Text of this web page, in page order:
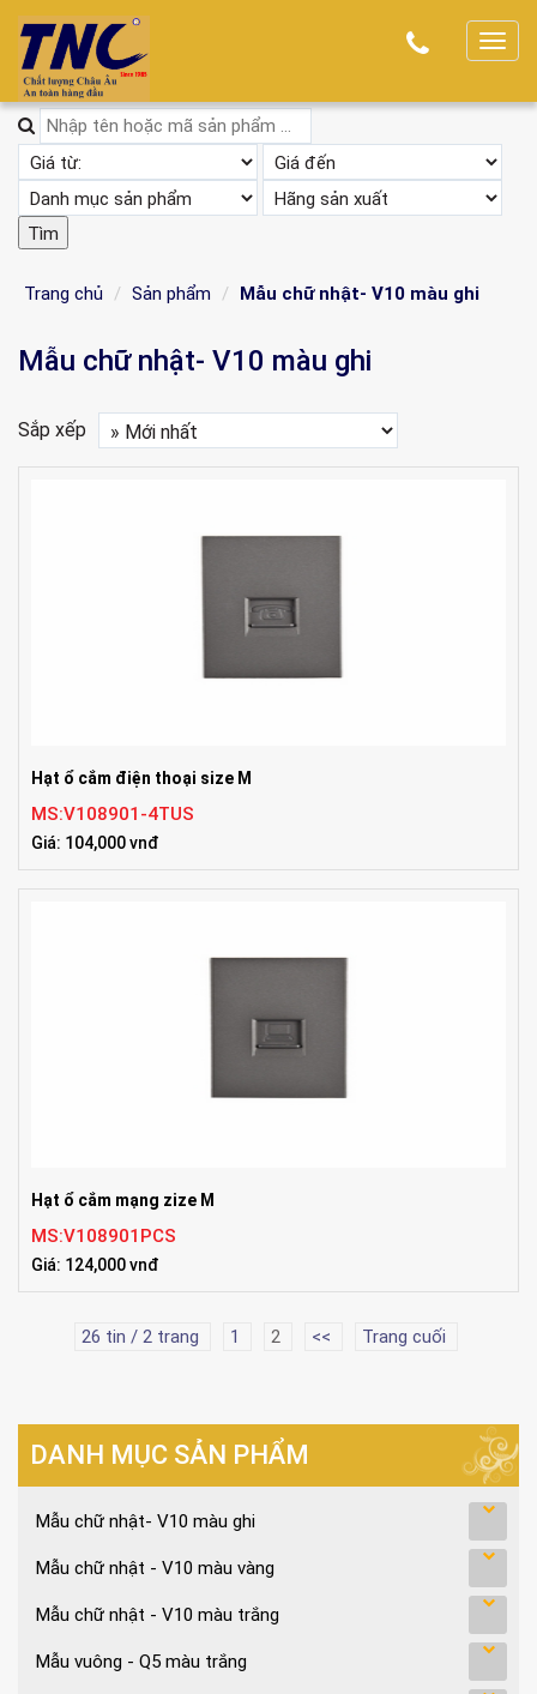
T
g
l
e
o
Trang chủ Sản phẩm Mẫu chữ nhật- V10 màu ghi
Mẫu chữ nhật- V10 màu ghi
Sắp xếp
Hạt ổ cắm điện thoại size M
MS:V108901-4TUS
Giá: 104,000 vnđ
Hạt ổ cắm mạng zize M
MS:V108901PCS
Giá: 124,000 vnđ
26 tin / 2 trang 1 2 << Trang cuối
DANH MỤC SẢN PHẨM
Mẫu chữ nhật- V10 màu ghi
Mẫu chữ nhật - V10 màu vàng
Mẫu chữ nhật - V10 màu trắng
Mẫu vuông - Q5 màu trắng